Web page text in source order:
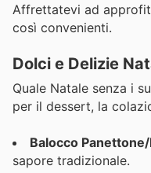
Affrettatevi ad
così convenienti.
Dolci e Delizie
Quale Natale senza i
per il dessert, la
Balocco
sapore tradizionale.